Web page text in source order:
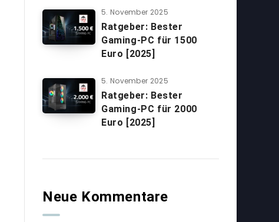
5. November 2025
Ratgeber: Bester
Gaming-PC für 1500
Euro [2025]
5. November 2025
Ratgeber: Bester
Gaming-PC für 2000
Euro [2025]
Neue Kommentare